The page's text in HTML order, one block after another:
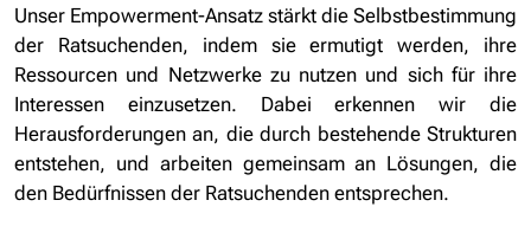
Unser Empowerment-Ansatz stärkt die Selbstbestimmung
der Ratsuchenden, indem sie ermutigt werden, ihre
Ressourcen und Netzwerke zu nutzen und sich für ihre
Interessen einzusetzen. Dabei erkennen wir die
Herausforderungen an, die durch bestehende Strukturen
entstehen, und arbeiten gemeinsam an Lösungen, die
den Bedürfnissen der Ratsuchenden entsprechen.